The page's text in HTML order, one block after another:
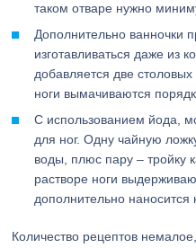
таком отваре нужно
Дополнительно ванночки
изготавливаться даже из
добавляется две
ноги вымачиваются
С использованием йода,
для ног. Одну чайную
воды, плюс пару – тройку
растворе ноги
дополнительно наносится
Количество рецептов